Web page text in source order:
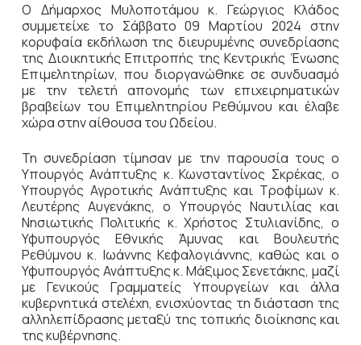
Ο Δήμαρχος Μυλοποτάμου κ. Γεώργιος Κλάδος
συμμετείχε το Σάββατο 09 Μαρτίου 2024 στην
κορυφαία εκδήλωση της διευρυμένης συνεδρίασης
της Διοικητικής Επιτροπής της Κεντρικής Ένωσης
Επιμελητηρίων, που διοργανώθηκε σε συνδυασμό
με την τελετή απονομής των επιχειρηματικών
βραβείων του Επιμελητηρίου Ρεθύμνου και έλαβε
χώρα στην αίθουσα του Ωδείου.
Τη συνεδρίαση τίμησαν με την παρουσία τους ο
Υπουργός Ανάπτυξης κ. Κωνσταντίνος Σκρέκας, ο
Υπουργός Αγροτικής Ανάπτυξης και Τροφίμων κ.
Λευτέρης Αυγενάκης, ο Υπουργός Ναυτιλίας και
Νησιωτικής Πολιτικής κ. Χρήστος Στυλιανίδης, ο
Υφυπουργός Εθνικής Άμυνας και Βουλευτής
Ρεθύμνου κ. Ιωάννης Κεφαλογιάννης, καθώς και ο
Υφυπουργός Ανάπτυξης κ. Μάξιμος Σενετάκης, μαζί
με Γενικούς Γραμματείς Υπουργείων και άλλα
κυβερνητικά στελέχη, ενισχύοντας τη διάσταση της
αλληλεπίδρασης μεταξύ της τοπικής διοίκησης και
της κυβέρνησης.